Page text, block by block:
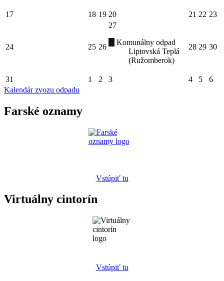
17 18 19 20 21 22 23
24 25 26
27
Komunálny odpad
Liptovská Teplá
(Ružomberok)
28 29 30
31 1 2 3 4 5
6
Kalendár zvozu odpadu
Farské oznamy
Vstúpiť tu
Virtuálny cintorín
Vstúpiť tu